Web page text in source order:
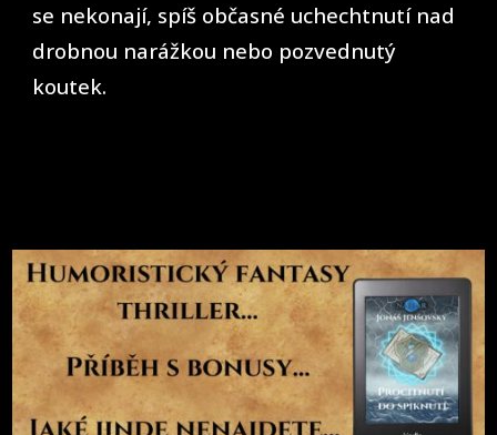
se nekonají, spíš občasné uchechtnutí nad
drobnou narážkou nebo pozvednutý
koutek.